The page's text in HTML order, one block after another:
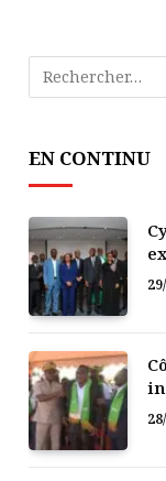
EN CONTINU